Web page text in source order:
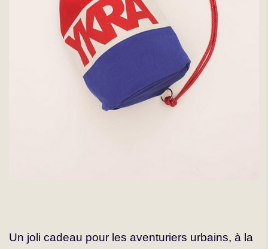
Un joli cadeau pour les aventuriers urbains, à la